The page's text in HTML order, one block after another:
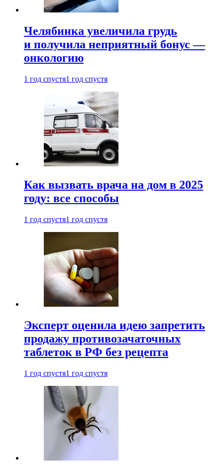
Челябинка увеличила грудь
и получила неприятный бонус —
онкологию
1 год спустя1 год спустя
Как вызвать врача на дом в 2025
году: все способы
1 год спустя1 год спустя
Эксперт оценила идею запретить
продажу противозачаточных
таблеток в РФ без рецепта
1 год спустя1 год спустя